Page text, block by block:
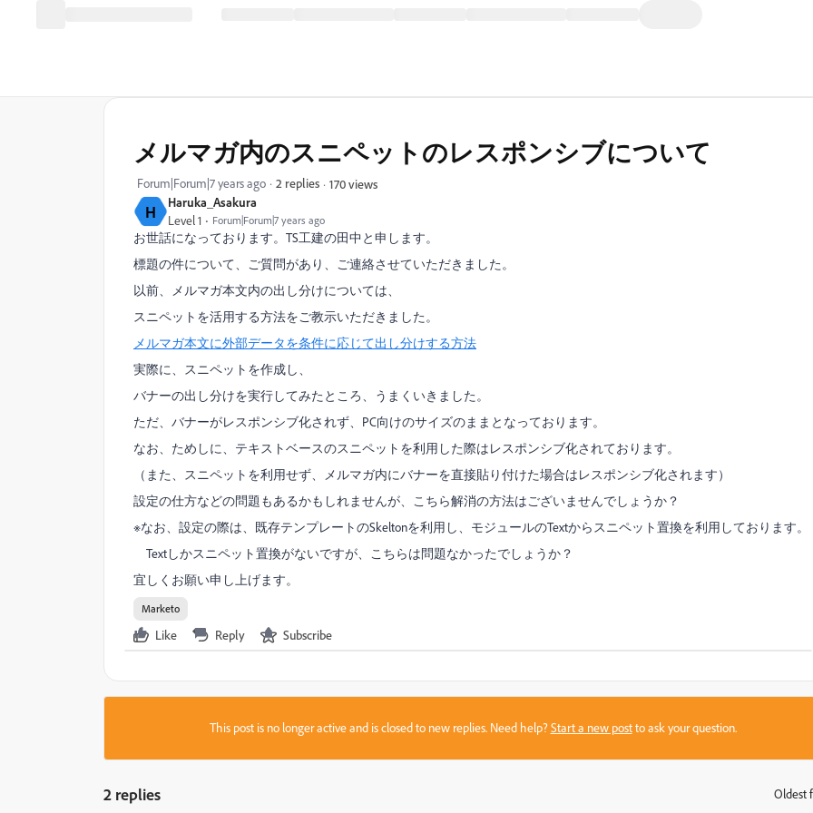
H Haruka_Asakura
Level 1 Forum|Forum|7 years ago
メルマガ内のスニペットのレスポンシブについて
Forum|Forum|7 years ago 2 replies 170 views
お世話になっております。TS工建の田中と申します。
標題の件について、ご質問があり、ご連絡させていただきました。
以前、メルマガ本文内の出し分けについては、
スニペットを活用する方法をご教示いただきました。
メルマガ本文に外部データを条件に応じて出し分けする方法
実際に、スニペットを作成し、
バナーの出し分けを実行してみたところ、うまくいきました。
ただ、バナーがレスポンシブ化されず、PC向けのサイズのままとなっております。
なお、ためしに、テキストベースのスニペットを利用した際はレスポンシブ化されております。
（また、スニペットを利用せず、メルマガ内にバナーを直接貼り付けた場合はレスポンシブ化されます）
設定の仕方などの問題もあるかもしれませんが、こちら解消の方法はございませんでしょうか？
※なお、設定の際は、既存テンプレートのSkeltonを利用し、モジュールのTextからスニペット置換を利用しております。
Textしかスニペット置換がないですが、こちらは問題なかったでしょうか？
宜しくお願い申し上げます。
Marketo
Like Reply Subscribe
This post is no longer active and is closed to new replies. Need help?Start a new postto ask your question.
2 replies Oldest